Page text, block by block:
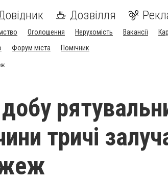
Дозвілля
Оголошення Нерухомість Вакансії
Форум міста Помічник
тричі